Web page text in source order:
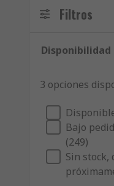
Filtros
Disponibilidad
3 opciones
Bajo
(249)
Sin stock,